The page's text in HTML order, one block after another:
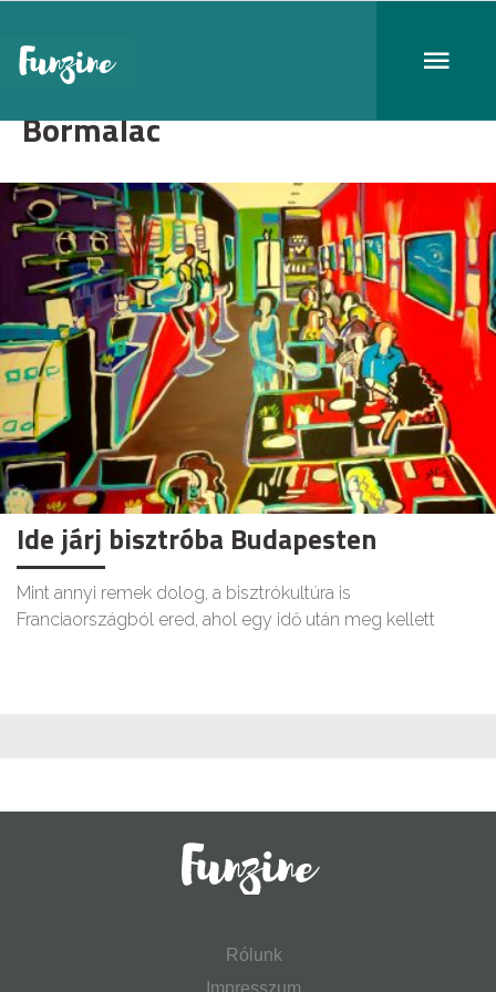
Bormalac
Ide járj bisztróba Budapesten
Mint annyi remek dolog, a bisztrókultúra is
Franciaországból ered, ahol egy idő után meg kellett
Rólunk
Impresszum